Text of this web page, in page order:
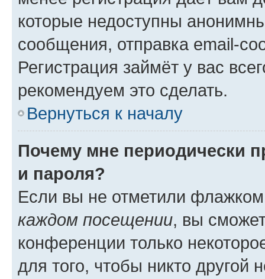
которые недоступны
сообщения, отправка email-
Регистрация займёт у вас
рекомендуем это сделать.
Вернуться к началу
Почему мне периодически
и пароля?
Если вы не отметили
каждом посещении, вы
конференции только
для того, чтобы никто другой